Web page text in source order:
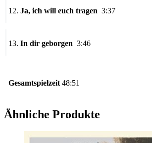
12. Ja, ich will euch tragen 3:37
13. In dir geborgen 3:46
Gesamtspielzeit 48:51
Ähnliche Produkte